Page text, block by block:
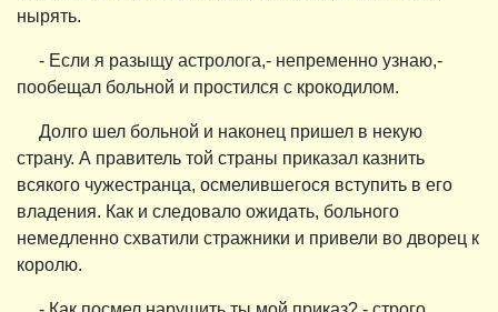
нырять.
- Если я разыщу астролога,- непременно узнаю,-
пообещал больной и простился с крокодилом.
Долго шел больной и наконец пришел в некую
страну. А правитель той страны приказал казнить
всякого чужестранца, осмелившегося вступить в его
владения. Как и следовало ожидать, больного
немедленно схватили стражники и привели во дворец к
королю.